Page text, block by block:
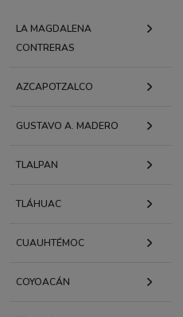
LA MAGDALENA
CONTRERAS
AZCAPOTZALCO
GUSTAVO A. MADERO
TLALPAN
TLÁHUAC
CUAUHTÉMOC
COYOACÁN